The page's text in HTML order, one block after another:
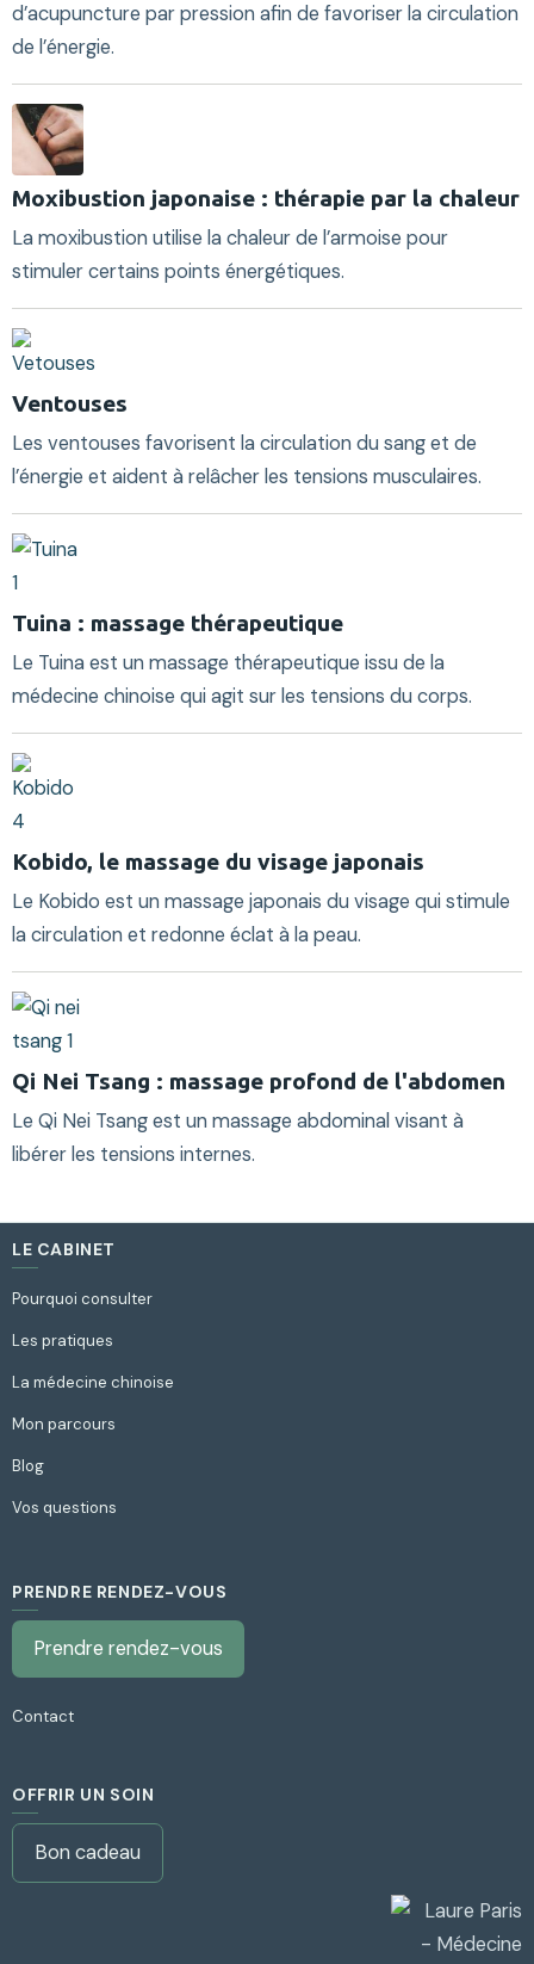
d’acupuncture par pression afin de favoriser la circulation
de l’énergie.
Moxibustion japonaise : thérapie par la chaleur
La moxibustion utilise la chaleur de l’armoise pour
stimuler certains points énergétiques.
Ventouses
Les ventouses favorisent la circulation du sang et de
l’énergie et aident à relâcher les tensions musculaires.
Tuina : massage thérapeutique
Le Tuina est un massage thérapeutique issu de la
médecine chinoise qui agit sur les tensions du corps.
Kobido, le massage du visage japonais
Le Kobido est un massage japonais du visage qui stimule
la circulation et redonne éclat à la peau.
Qi Nei Tsang : massage profond de l'abdomen
Le Qi Nei Tsang est un massage abdominal visant à
libérer les tensions internes.
LE CABINET
Pourquoi consulter
Les pratiques
La médecine chinoise
Mon parcours
Blog
Vos questions
PRENDRE RENDEZ-VOUS
Prendre rendez-vous
Contact
OFFRIR UN SOIN
Bon cadeau